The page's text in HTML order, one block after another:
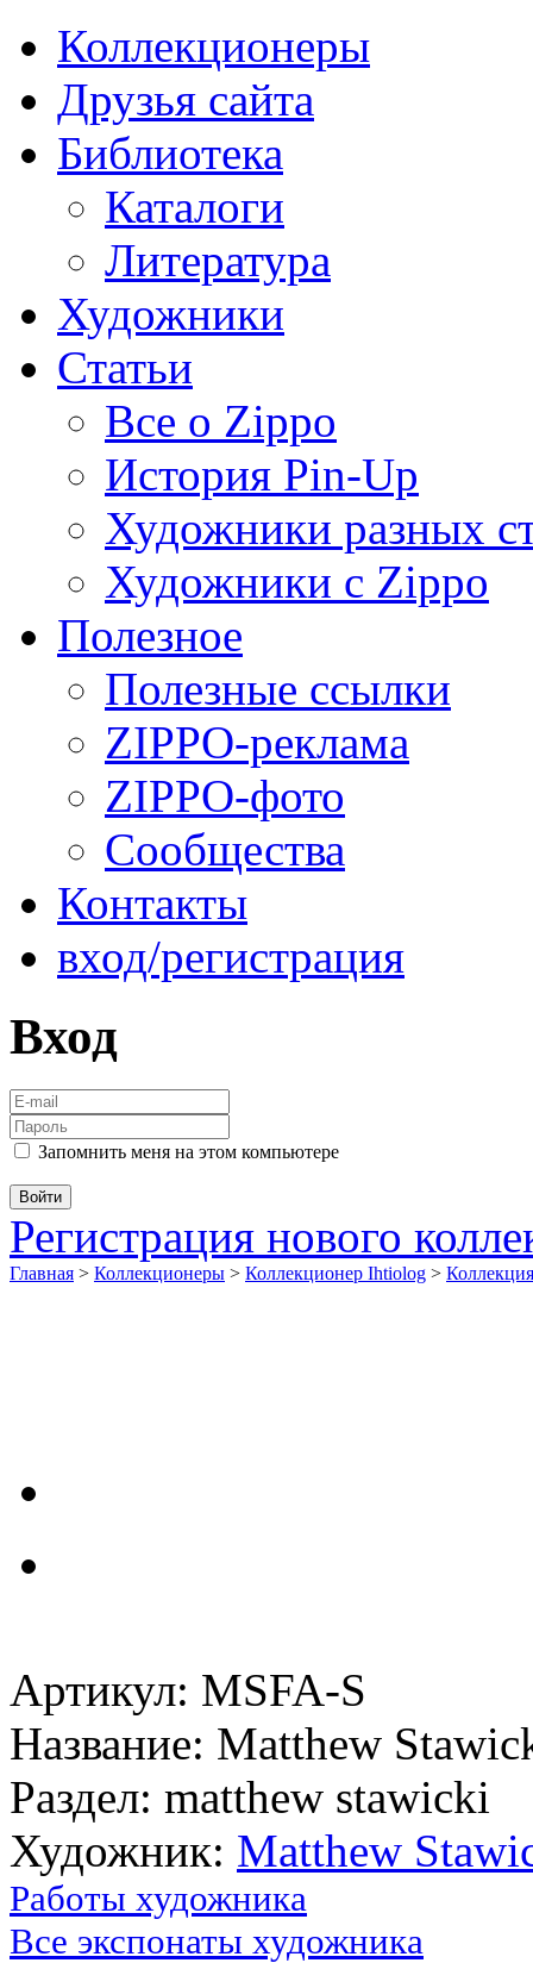
Коллекционеры
Друзья сайта
Библиотека
Каталоги
Литература
Художники
Статьи
Все о Zippo
История Pin-Up
Художники разных
Художники с Zippo
Полезное
Полезные ссылки
ZIPPO-реклама
ZIPPO-фото
Сообщества
Контакты
вход/регистрация
Вход
Запомнить меня на этом компьютере
Регистрация нового
Главная > Коллекционеры > Коллекционер Ihtiolog >
Артикул: MSFA-S
Название: Matthew
Раздел: matthew stawicki
Художник: Matthew
Работы художника
Все экспонаты художника